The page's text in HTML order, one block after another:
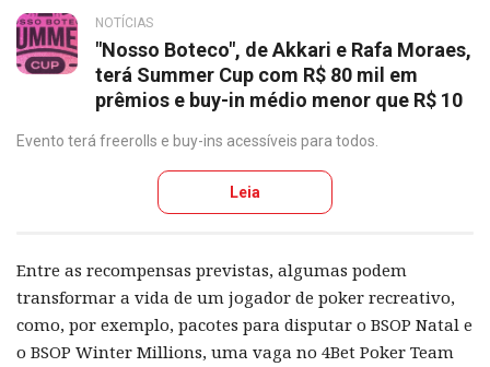
NOTÍCIAS
"Nosso Boteco", de Akkari e Rafa Moraes,
terá Summer Cup com R$ 80 mil em
prêmios e buy-in médio menor que R$ 10
Evento terá freerolls e buy-ins acessíveis para todos.
Leia
Entre as recompensas previstas, algumas podem
transformar a vida de um jogador de poker recreativo,
como, por exemplo, pacotes para disputar o BSOP Natal e
o BSOP Winter Millions, uma vaga no 4Bet Poker Team